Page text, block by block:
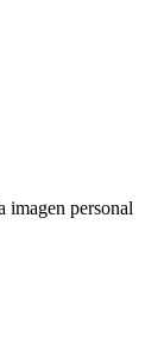
imagen personal